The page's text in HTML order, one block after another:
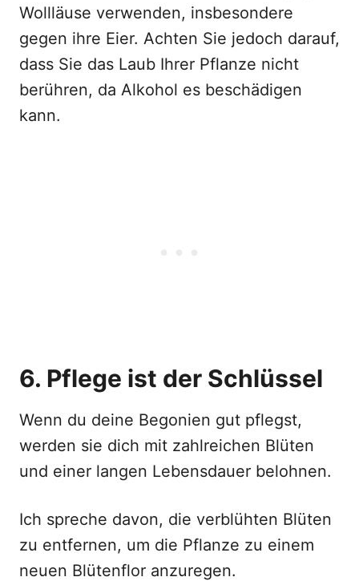
Wollläuse verwenden, insbesondere
gegen ihre Eier. Achten Sie jedoch darauf,
dass Sie das Laub Ihrer Pflanze nicht
berühren, da Alkohol es beschädigen
kann.
6. Pflege ist der Schlüssel
Wenn du deine Begonien gut pflegst,
werden sie dich mit zahlreichen Blüten
und einer langen Lebensdauer belohnen.
Ich spreche davon, die verblühten Blüten
zu entfernen, um die Pflanze zu einem
neuen Blütenflor anzuregen.